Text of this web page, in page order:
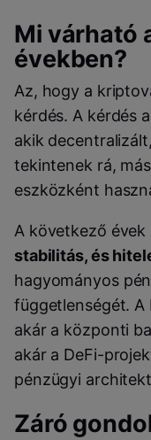
Mi várható
években?
Az, hogy a
kérdés. A kérdés
akik
tekintenek rá,
eszközként
A következő évek
stabilitás, és
hagyományos
függetlenségét.
akár a központi
akár a DeFi-
pénzügyi
Záró